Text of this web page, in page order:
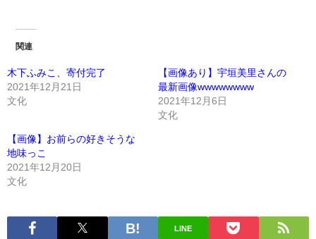
関連
木下ふみこ、寄付完了
2021年12月21日
文化
【画像あり】宇垣美里さんの
最新画像wwwwwwww
2021年12月6日
文化
【画像】お前らの好きそうな
地味っこ
2021年12月20日
文化
LINE